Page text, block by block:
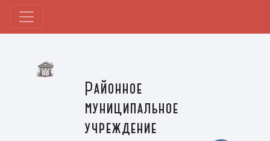
Районное
муниципальное
учреждение